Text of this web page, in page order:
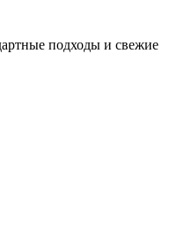
подходы и свежие